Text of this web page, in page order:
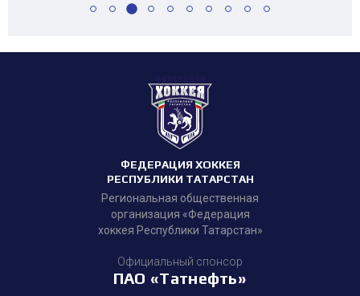
ФЕДЕРАЦИЯ ХОККЕЯ
РЕСПУБЛИКИ ТАТАРСТАН
Региональная общественная
организация «Федерация
хоккея Республики Татарстан»
Официальный спонсор
ПАО «Татнефть»